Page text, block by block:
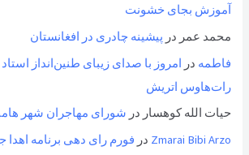
آموزش بجای خشونت
محمد عمر در پیشینه چادری در افغانستان
فاطمه در امروز با صدای زیبای طنین‌انداز
رات‌هاوس اتریش
حیات الله کوهسار در شورای مهاجران شهر
Zmarai Bibi Arzo در فورم رای دهی برنامه اهدا